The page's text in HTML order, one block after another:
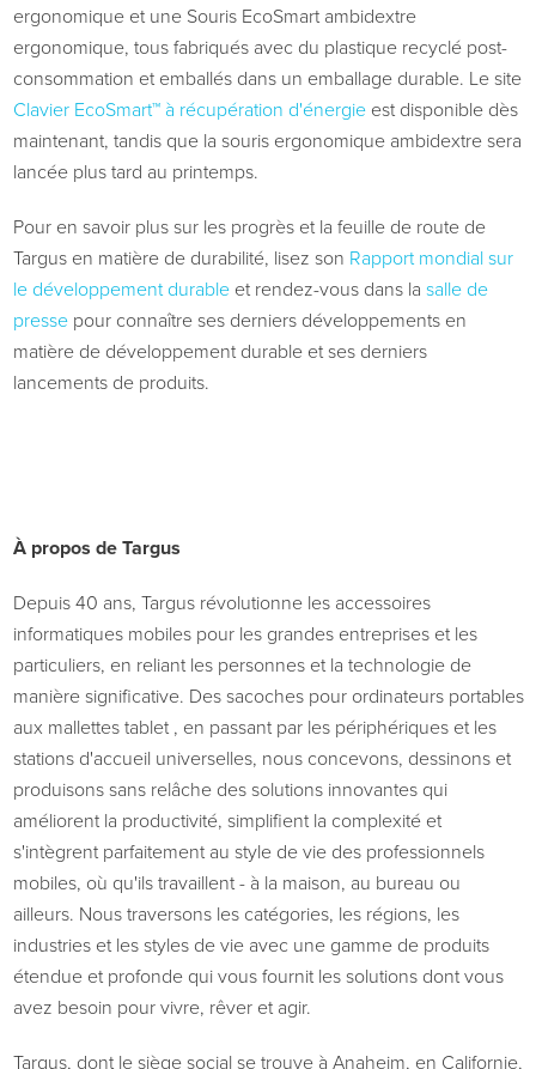
ergonomique et une Souris EcoSmart ambidextre
ergonomique, tous fabriqués avec du plastique recyclé post-
consommation et emballés dans un emballage durable. Le site
Clavier EcoSmart™ à récupération d'énergieest disponible dès
maintenant, tandis que la souris ergonomique ambidextre sera
lancée plus tard au printemps.
Pour en savoir plus sur les progrès et la feuille de route de
Targus en matière de durabilité, lisez son Rapport mondial sur
le développement durableet rendez-vous dans la salle de
pressepour connaître ses derniers développements en
matière de développement durable et ses derniers
lancements de produits.
À propos de Targus
Depuis 40 ans, Targus révolutionne les accessoires
informatiques mobiles pour les grandes entreprises et les
particuliers, en reliant les personnes et la technologie de
manière significative. Des sacoches pour ordinateurs portables
aux mallettes tablet , en passant par les périphériques et les
stations d'accueil universelles, nous concevons, dessinons et
produisons sans relâche des solutions innovantes qui
améliorent la productivité, simplifient la complexité et
s'intègrent parfaitement au style de vie des professionnels
mobiles, où qu'ils travaillent - à la maison, au bureau ou
ailleurs. Nous traversons les catégories, les régions, les
industries et les styles de vie avec une gamme de produits
étendue et profonde qui vous fournit les solutions dont vous
avez besoin pour vivre, rêver et agir.
Targus, dont le siège social se trouve à Anaheim, en Californie,